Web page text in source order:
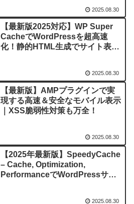
2025.08.30
【最新版2025対応】WP Super
CacheでWordPressを超高速
化！静的HTML生成でサイト表示
2025.08.30
【最新版】AMPプラグインで実
現する高速＆安全なモバイル表示
｜XSS脆弱性対策も万全！
2025.08.30
【2025年最新版】SpeedyCache
– Cache, Optimization,
PerformanceでWordPressサイ
2025.08.30